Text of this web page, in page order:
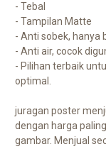
- Tebal
- Tampilan Matte
- Anti sobek, hanya
- Anti air, cocok
- Pilihan terbaik
optimal.
juragan poster
dengan harga
gambar. Menjual